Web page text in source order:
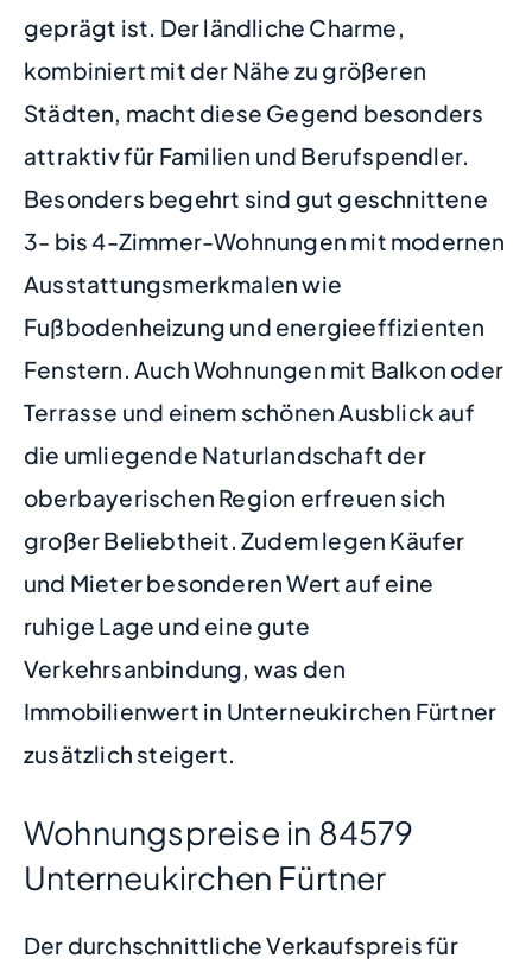
geprägt ist. Der ländliche Charme,
kombiniert mit der Nähe zu größeren
Städten, macht diese Gegend besonders
attraktiv für Familien und Berufspendler.
Besonders begehrt sind gut geschnittene
3- bis 4-Zimmer-Wohnungen mit modernen
Ausstattungsmerkmalen wie
Fußbodenheizung und energieeffizienten
Fenstern. Auch Wohnungen mit Balkon oder
Terrasse und einem schönen Ausblick auf
die umliegende Naturlandschaft der
oberbayerischen Region erfreuen sich
großer Beliebtheit. Zudem legen Käufer
und Mieter besonderen Wert auf eine
ruhige Lage und eine gute
Verkehrsanbindung, was den
Immobilienwert in Unterneukirchen Fürtner
zusätzlich steigert.
Wohnungspreise in 84579
Unterneukirchen Fürtner
Der durchschnittliche Verkaufspreis für